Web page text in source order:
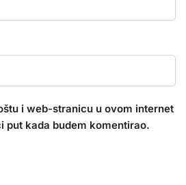
i web-stranicu u ovom internet
put kada budem komentirao.